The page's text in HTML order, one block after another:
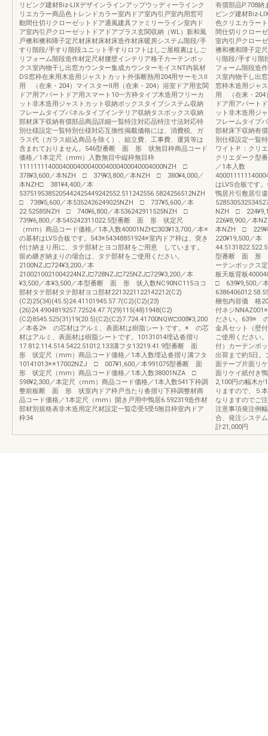
リビング建材Biz-LIXデザインラインアップウッディーラインク
リエカラー商品色トレンドカラー室内ドア室内引戸室内用窓可
動間仕切りクローゼットドア通風建具ファミリーライン室内ド
ア室内引戸クローゼットドアドアプラス玄関収納（WL）新和風
戸襖和襖和障子定尺材床材床材床造作材床暖房システム階段/手
すり階段/手すり階段ユニット手すりロフトはしご屋根裏はしご
リフォーム階段造作材定尺材腰壁インテリア格子カーテンボッ
クス室内物干し出窓カウンター集成カウンターモイスNT内装材
DS窓枠在来用木造用ジャストカット外張断熱用204用サーモスⅡ
用 （在来・204）マイスターⅡ用（在来・204）浴室ドア用玄関
ドア用アパートドア用スマート10一方枠タイプ木造用フリーカ
ット非木造用ジャストカット収納ボックスタイプシステム収納
フレームタイプパネルタイプインテリア収納タスボックス収納
部材床下収納有償部品商品詳細一覧特注対応品特注寸法対応特
別仕様設定一覧特別仕様対応互換性掲載価格には、消費税、ガ
ラス代（ガラス組込商品を除く）、組立費、工事費、運賃等は
含まれておりません。546型番断 面 形 状無目枠商品コード
価格／1本定尺（mm）入数無目中縦枠無目枠
1111111140004000400040004000400040004000NZH □
378¥3,600／本NZH □ 379¥3,800／本NZH □ 380¥4,000／
本NZH□ 381¥4,400／本
5375195385205442425449242552.511242556.5824256512NZH
□ 738¥5,600／本5352426249025NZH □ 737¥5,600／本
22.52585NZH □ 740¥6,800／本536242911525NZH □
739¥6,800／本545242311022.5型番断 面 形 状定尺
（mm）商品コード価格／1本入数40001NZH□303¥13,700／本※
の基材はLVS合板です。543※54348851924※室内ドア枠は、突き
付け納まり用に、タテ部材とヨコ部材をご用意 しています。
留め継ぎ納まりの場合は、タテ部材をご使用ください。
2100NZJ□724¥3,200／本
2100210021004224NZJ□728NZJ□725NZJ□729¥3,200／本
¥3,500／本¥3,500／本型番断 面 形 状入数NC90NC115ヨコ
部材タテ部材タテ部材ヨコ部材2213221122142212(C2)
(C2)25(34)(45.5)24.41101945.57.7(C2)(C2)(23)
(26)24.4904819257.72524.47.7(29)115(48)1948(C2)
(C2)8545.525(31)19(20.5)(C2)(C2)7.724.41700NQW□008¥3,200
／本各2※ の芯材はアルミ、表面材は樹脂シートです。※ の芯
材はアルミ、表面材は樹脂シートです。10131014埋込沓摺り
17.812.114.514.5422.51012.133溝フタ13219.41.9型番断 面
形 状定尺（mm）商品コード価格／1本入数埋込沓摺り溝フタ
10141013※※17002NZJ □ 007¥1,600／本991075型番断 面
形 状定尺（mm）商品コード価格／1本入数38001NZA □
598¥2,300／本定尺（mm）商品コード価格／1本入数541下枠調
整前板断 面 形 状室内ドア枠戸当たり沓摺り下枠調整材商
品コード価格／1本定尺（mm）開き戸用中鴨居6.592319造作材
部材別規格表非木造用定尺材設定一覧②受5受5無目枠室内ドア
枠34
有償部品P.708納
ビング建材Biz-
色クリエカラー
間仕切りクロー
室内引戸クロー
襖和襖和障子定
り階段/手すり階
フォーム階段造
ス室内物干し出
窓枠木造用ジャ
用 （在来・204
ドア用アパート
ット非木造用ジ
フレームタイプ
部材床下収納有
別仕様設定一覧
ワイトＰ：クリ
クリエダーク
／1本入数
はLVS合板です
鴨居片引敷居引
NZH □
226¥8,900／本
本NZH □
220¥19,500／本
型番断 面 形 状
ーテンボックス
板天板背板
□ 639¥9,500／
梱包内容価 格
付ネジ
ださい。639※
金具セット（壁
ご使用ください
付）カーテンボ
出荷まで約5日
面テープ片面リ
面リケイ紙付き
2,100円の幅木が
りますので、５
なりますのでご
注意事項発注例
合、発注システ
計21,000円